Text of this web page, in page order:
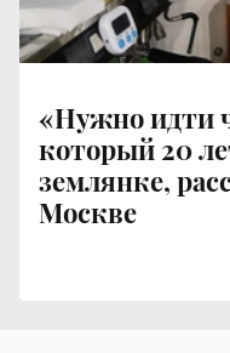
«Нужно идти
который 20
землянке,
Москве